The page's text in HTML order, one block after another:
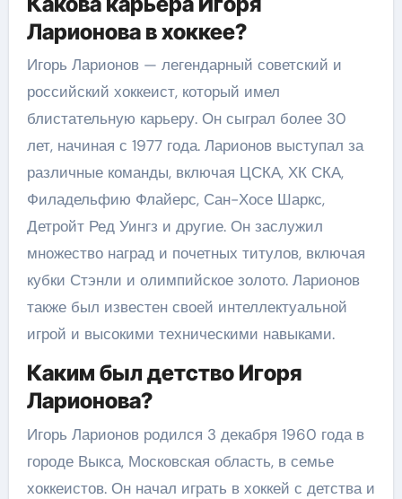
Ларионова в хоккее?
Игорь Ларионов — легендарный советский и
российский хоккеист, который имел
блистательную карьеру. Он сыграл более 30
лет, начиная с 1977 года. Ларионов выступал за
различные команды, включая ЦСКА, ХК СКА,
Филадельфию Флайерс, Сан-Хосе Шаркс,
Детройт Ред Уингз и другие. Он заслужил
множество наград и почетных титулов, включая
кубки Стэнли и олимпийское золото. Ларионов
также был известен своей интеллектуальной
игрой и высокими техническими навыками.
Каким был детство Игоря
Ларионова?
Игорь Ларионов родился 3 декабря 1960 года в
городе Выкса, Московская область, в семье
хоккеистов. Он начал играть в хоккей с детства и